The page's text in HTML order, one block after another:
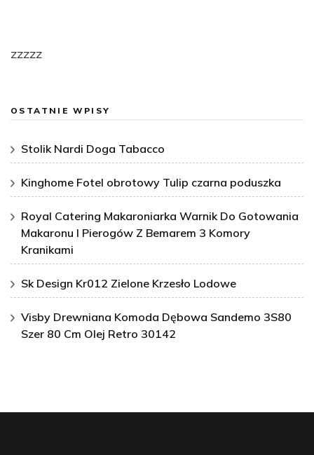
zzzzz
OSTATNIE WPISY
Stolik Nardi Doga Tabacco
Kinghome Fotel obrotowy Tulip czarna poduszka
Royal Catering Makaroniarka Warnik Do Gotowania
Makaronu I Pierogów Z Bemarem 3 Komory
Kranikami
Sk Design Kr012 Zielone Krzesło Lodowe
Visby Drewniana Komoda Dębowa Sandemo 3S80
Szer 80 Cm Olej Retro 30142